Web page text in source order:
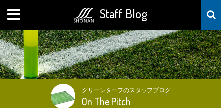
Staff Blog
MENU
グリーンターフのスタッフブログ
On The Pitch